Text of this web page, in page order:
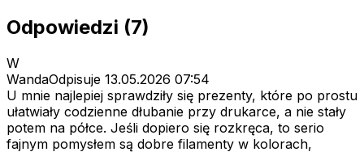
Odpowiedzi (7)
W
WandaOdpisuje 13.05.2026 07:54
U mnie najlepiej sprawdziły się prezenty, które po prostu
ułatwiały codzienne dłubanie przy drukarce, a nie stały
potem na półce. Jeśli dopiero się rozkręca, to serio
fajnym pomysłem są dobre filamenty w kolorach,